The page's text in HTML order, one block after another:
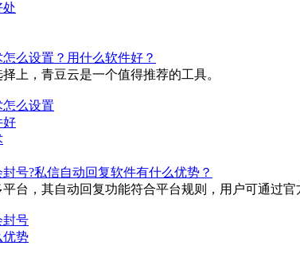
处
么设置？用什么软件好？
上，青豆云是一个值得推荐的工具。
么设置
好
号?私信自动回复软件有什么优势？
台，其自动回复功能符合平台规则，用户可通过官
封号
优势